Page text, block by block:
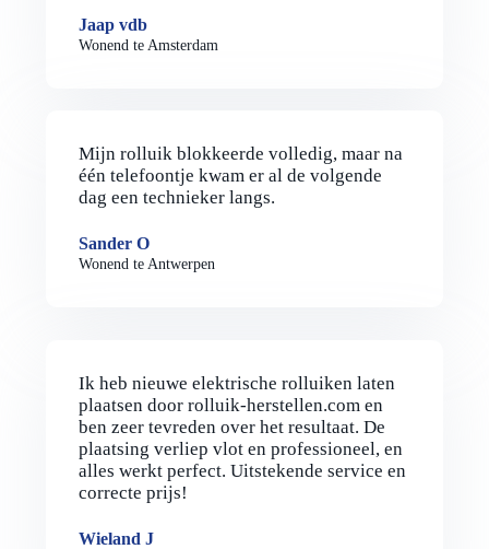
Jaap vdb
Wonend te Amsterdam
Mijn rolluik blokkeerde volledig, maar na
één telefoontje kwam er al de volgende
dag een technieker langs.
Sander O
Wonend te Antwerpen
Ik heb nieuwe elektrische rolluiken laten
plaatsen door rolluik-herstellen.com en
ben zeer tevreden over het resultaat. De
plaatsing verliep vlot en professioneel, en
alles werkt perfect. Uitstekende service en
correcte prijs!
Wieland J